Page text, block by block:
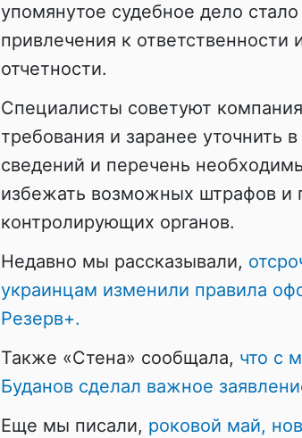
упомянутое судебное дело
привлечения к ответственности
отчетности.
Специалисты советуют
требования и заранее уточнить
сведений и перечень
избежать возможных штрафов и
контролирующих органов.
Недавно мы рассказывали,
украинцам изменили правила
Резерв+.
Также «Стена» сообщала, что с
Буданов сделал важное
Еще мы писали, роковой май,